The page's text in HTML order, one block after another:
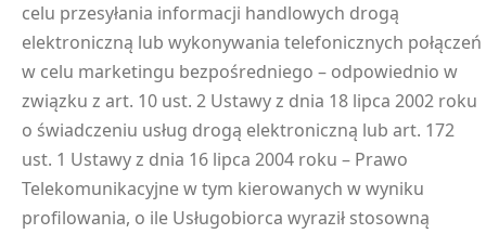
celu przesyłania informacji handlowych drogą
elektroniczną lub wykonywania telefonicznych połączeń
w celu marketingu bezpośredniego – odpowiednio w
związku z art. 10 ust. 2 Ustawy z dnia 18 lipca 2002 roku
o świadczeniu usług drogą elektroniczną lub art. 172
ust. 1 Ustawy z dnia 16 lipca 2004 roku – Prawo
Telekomunikacyjne w tym kierowanych w wyniku
profilowania, o ile Usługobiorca wyraził stosowną